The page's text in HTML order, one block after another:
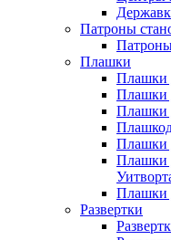
Патроны
Плашки
Плашки
Плашки
Плашки
Плашки
Плашки
Плашки
Развертки